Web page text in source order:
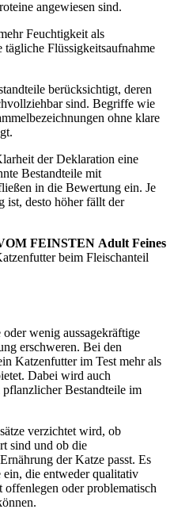
angewiesen sind.
Feuchtigkeit als
Flüssigkeitsaufnahme
berücksichtigt, deren
sind. Begriffe wie
ohne klare
der Deklaration eine
Bestandteile mit
in die Bewertung ein. Je
ist, desto höher fällt der
FEINSTEN Adult Feines
beim Fleischanteil
wenig aussagekräftige
erschweren. Bei den
Katzenfutter im Test mehr als
Dabei wird auch
Bestandteile im
verzichtet wird, ob
sind und ob die
der Katze passt. Es
die entweder qualitativ
oder problematisch